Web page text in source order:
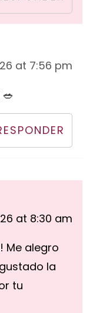
at 7:56 pm
at 8:30 am
Me alegro
la
tu